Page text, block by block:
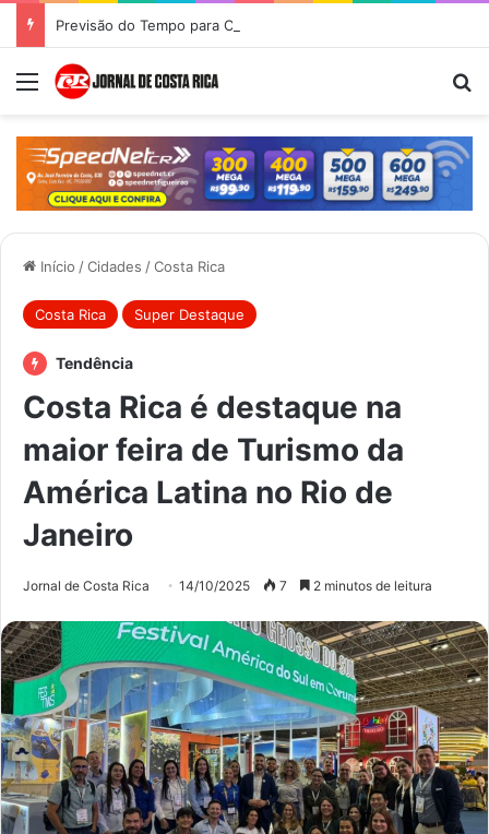
Previsão do Tempo para Costa Rica nesta quinta-feira (6)
Menu
Início /Cidades /Costa Rica
Costa Rica Super Destaque
Tendência
Costa Rica é destaque na
maior feira de Turismo da
América Latina no Rio de
Janeiro
Jornal de Costa Rica 14/10/2025 7 2 minutos de leitura